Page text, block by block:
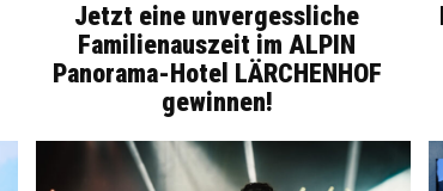
Jetzt eine unvergessliche
Familienauszeit im ALPIN
Panorama-Hotel LÄRCHENHOF
gewinnen!